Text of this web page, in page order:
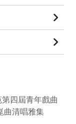
四屆青年戲曲
曲清唱雅集